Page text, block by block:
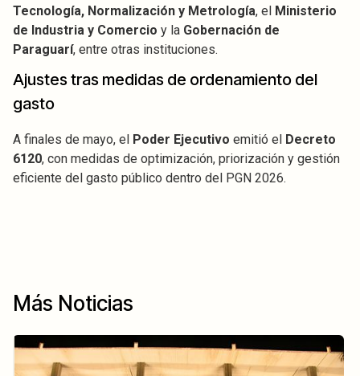
Tecnología, Normalización y Metrología, el Ministerio
de Industria y Comercio y la Gobernación de
Paraguarí, entre otras instituciones.
Ajustes tras medidas de ordenamiento del
gasto
A finales de mayo, el Poder Ejecutivo emitió el Decreto
6120, con medidas de optimización, priorización y gestión
eficiente del gasto público dentro del PGN 2026.
Más Noticias